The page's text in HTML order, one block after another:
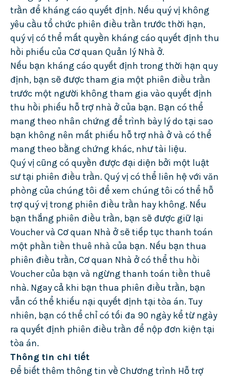
trần để kháng cáo quyết định. Nếu quý vị không
yêu cầu tổ chức phiên điều trần trước thời hạn,
quý vị có thể mất quyền kháng cáo quyết định thu
hồi phiếu của Cơ quan Quản lý Nhà ở.
Nếu bạn kháng cáo quyết định trong thời hạn quy
định, bạn sẽ được tham gia một phiên điều trần
trước một người không tham gia vào quyết định
thu hồi phiếu hỗ trợ nhà ở của bạn. Bạn có thể
mang theo nhân chứng để trình bày lý do tại sao
bạn không nên mất phiếu hỗ trợ nhà ở và có thể
mang theo bằng chứng khác, như tài liệu.
Quý vị cũng có quyền được đại diện bởi một luật
sư tại phiên điều trần. Quý vị có thể liên hệ với văn
phòng của chúng tôi để xem chúng tôi có thể hỗ
trợ quý vị trong phiên điều trần hay không. Nếu
bạn thắng phiên điều trần, bạn sẽ được giữ lại
Voucher và Cơ quan Nhà ở sẽ tiếp tục thanh toán
một phần tiền thuê nhà của bạn. Nếu bạn thua
phiên điều trần, Cơ quan Nhà ở có thể thu hồi
Voucher của bạn và ngừng thanh toán tiền thuê
nhà. Ngay cả khi bạn thua phiên điều trần, bạn
vẫn có thể khiếu nại quyết định tại tòa án. Tuy
nhiên, bạn có thể chỉ có tối đa 90 ngày kể từ ngày
ra quyết định phiên điều trần để nộp đơn kiện tại
tòa án.
Thông tin chi tiết
Để biết thêm thông tin về Chương trình Hỗ trợ